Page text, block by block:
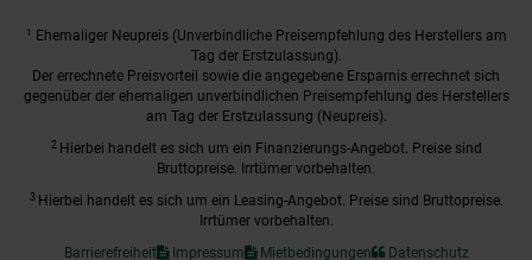
1
Ehemaliger Neupreis (Unverbindliche Preisempfehlung des Herstellers am
Tag der Erstzulassung).
Der errechnete Preisvorteil sowie die angegebene Ersparnis errechnet sich
gegenüber der ehemaligen unverbindlichen Preisempfehlung des Herstellers
am Tag der Erstzulassung (Neupreis).
2 Hierbei handelt es sich um ein Finanzierungs-Angebot. Preise sind
Bruttopreise. Irrtümer vorbehalten.
3 Hierbei handelt es sich um ein Leasing-Angebot. Preise sind Bruttopreise.
Irrtümer vorbehalten.
Barrierefreiheit
Impressum Mietbedingungen Datenschutz